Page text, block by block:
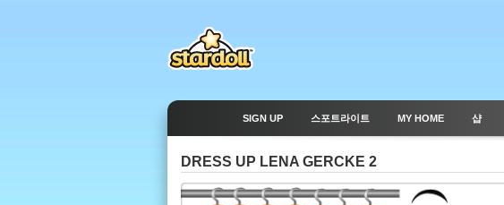
SIGN UP 스포트라이트 MY HOME 샵
DRESS UP LENA GERCKE 2